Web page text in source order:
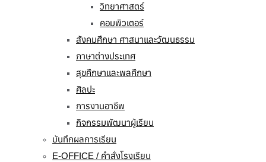
วิทยาศาสตร์
คอมพิวเตอร์
สังคมศึกษา ศาสนาและวัฒนธรรม
ภาษาต่างประเทศ
สุขศึกษาและพลศึกษา
ศิลปะ
การงานอาชีพ
กิจกรรมพัฒนาผู้เรียน
บันทึกผลการเรียน
E-OFFICE / คำสั่งโรงเรียน